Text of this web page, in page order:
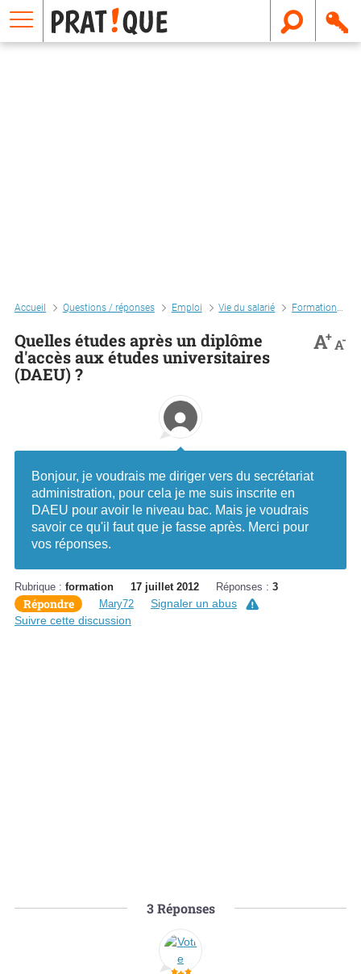
Accueil Questions / réponses Emploi Vie du salarié Formation
Quelles études après un diplôme
d'accès aux études universitaires
(DAEU) ?
A+A-
Bonjour, je voudrais me diriger vers du secrétariat
administration, pour cela je me suis inscrite en
DAEU pour avoir le niveau bac. Mais je voudrais
savoir ce qu'il faut que je fasse après. Merci pour
vos réponses.
Rubrique : formation 17 juillet 2012 Réponses : 3
Répondre Mary72
Signaler un abus
Suivre cette discussion
3Réponses
E
m
a